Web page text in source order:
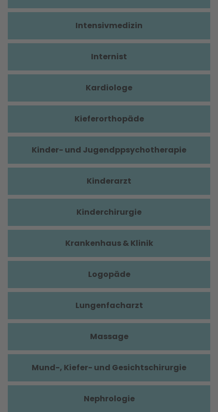
Intensivmedizin
Internist
Kardiologe
Kieferorthopäde
Kinder- und Jugendppsychotherapie
Kinderarzt
Kinderchirurgie
Krankenhaus & Klinik
Logopäde
Lungenfacharzt
Massage
Mund-, Kiefer- und Gesichtschirurgie
Nephrologie